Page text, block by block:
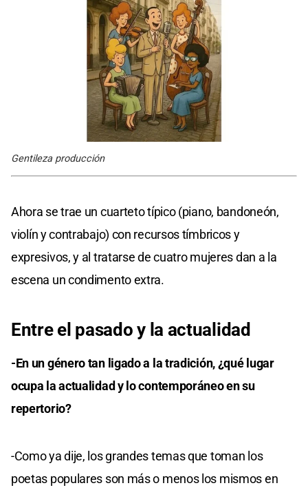
Gentileza producción
Ahora se trae un cuarteto típico (piano, bandoneón,
violín y contrabajo) con recursos tímbricos y
expresivos, y al tratarse de cuatro mujeres dan a la
escena un condimento extra.
Entre el pasado y la actualidad
-En un género tan ligado a la tradición, ¿qué lugar
ocupa la actualidad y lo contemporáneo en su
repertorio?
-Como ya dije, los grandes temas que toman los
poetas populares son más o menos los mismos en